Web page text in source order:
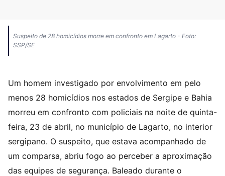
Suspeito de 28 homicídios morre em confronto em Lagarto - Foto:
SSP/SE
Um homem investigado por envolvimento em pelo
menos 28 homicídios nos estados de Sergipe e Bahia
morreu em confronto com policiais na noite de quinta-
feira, 23 de abril, no município de Lagarto, no interior
sergipano. O suspeito, que estava acompanhado de
um comparsa, abriu fogo ao perceber a aproximação
das equipes de segurança. Baleado durante o